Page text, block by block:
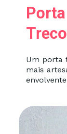
Um porta
mais
Porta